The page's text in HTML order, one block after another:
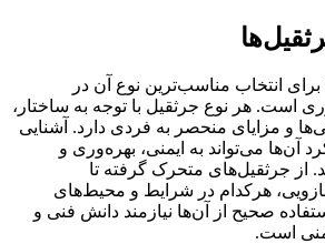
انتخاب مناسب‌ترین نوع آن در
است. هر نوع جرثقیل با توجه به ساختار،
و مزایای منحصر به فردی دارد. آشنایی
آن‌ها می‌تواند به ایمنی، بهره‌وری و
از جرثقیل‌های متحرک گرفته تا
هرکدام در شرایط و محیط‌های
صحیح از آن‌ها نیازمند دانش فنی و
است.